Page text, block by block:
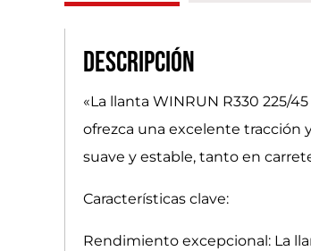
Descripción
«La llanta WINRUN R330 225/
ofrezca una excelente tracción
suave y estable, tanto en
Características clave:
Rendimiento excepcional: La